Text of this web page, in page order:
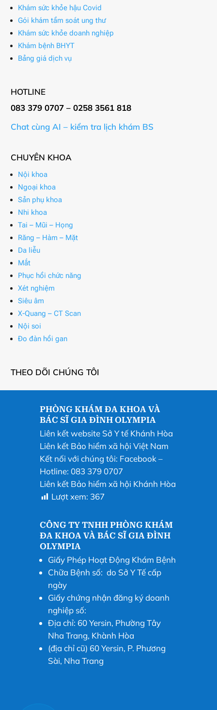
Khám sức khỏe hậu Covid
Gói khám tầm soát ung thư
Khám sức khỏe doanh nghiệp
Khám bệnh BHYT
Bảng giá dịch vụ
HOTLINE
083 379 0707 – 0258 3561 818
Chat cùng AI – kiểm tra lịch khám BS
CHUYÊN KHOA
Nội khoa
Ngoại khoa
Sản phụ khoa
Nhi khoa
Tai – Mũi – Họng
Răng – Hàm – Mặt
Da liễu
Mắt
Phục hồi chức năng
Xét nghiệm
Siêu âm
X-Quang – CT Scan
Nội soi
Đo đàn hồi gan
THEO DÕI CHÚNG TÔI
PHÒNG KHÁM ĐA KHOA VÀ
BÁC SĨ GIA ĐÌNH OLYMPIA
Liên kết website Sở Y tế Khánh Hòa
Liên kết Bảo hiểm xã hội Việt Nam
Kết nối với chúng tôi: Facebook –
Hotline: 083 379 0707
Liên kết Bảo hiểm xã hội Khánh Hòa
Lượt xem: 367
CÔNG TY TNHH PHÒNG KHÁM
ĐA KHOA VÀ BÁC SĨ GIA ĐÌNH
OLYMPIA
Giấy Phép Hoạt Động Khám Bệnh
Chữa Bệnh số: do Sở Y Tế cấp
ngày
Giấy chứng nhận đăng ký doanh
nghiệp số:
Địa chỉ: 60 Yersin, Phường Tây
Nha Trang, Khành Hòa
(địa chỉ cũ) 60 Yersin, P. Phương
Sài, Nha Trang